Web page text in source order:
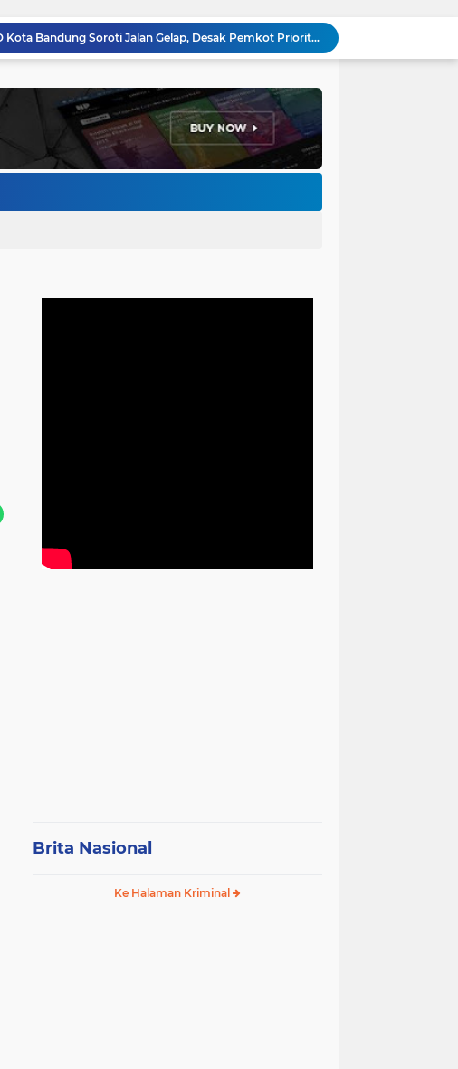
Pemkot Bandung Gandeng Big Bad Wolf Hadirkan Festival Literasi Pages and Plates
H. Bagus Machdiyantoro Resmi Pimpin Komunitas BBC Periode 2026–2031, Siap Perkuat Solidaritas dan Hadirkan Program Nyata untuk Masyarakat
Hikmah Setelah Ibadah Salat Jumat: Momentum Memperkuat Iman dan Kepedulian Sosial
Penataan Kabel Udara FO di Cimahi Capai 15 KM, Target Kota Bebas Kabel Semrawut
Menakar Udara dan Tanah di Kaki Manglayang: Minimnya Tutupan Pohon di Blok Padaemut-Cigupakan Tingkatkan Risiko Klimatologi dan Ekologi
Brita Nasional
Ke Halaman Kriminal